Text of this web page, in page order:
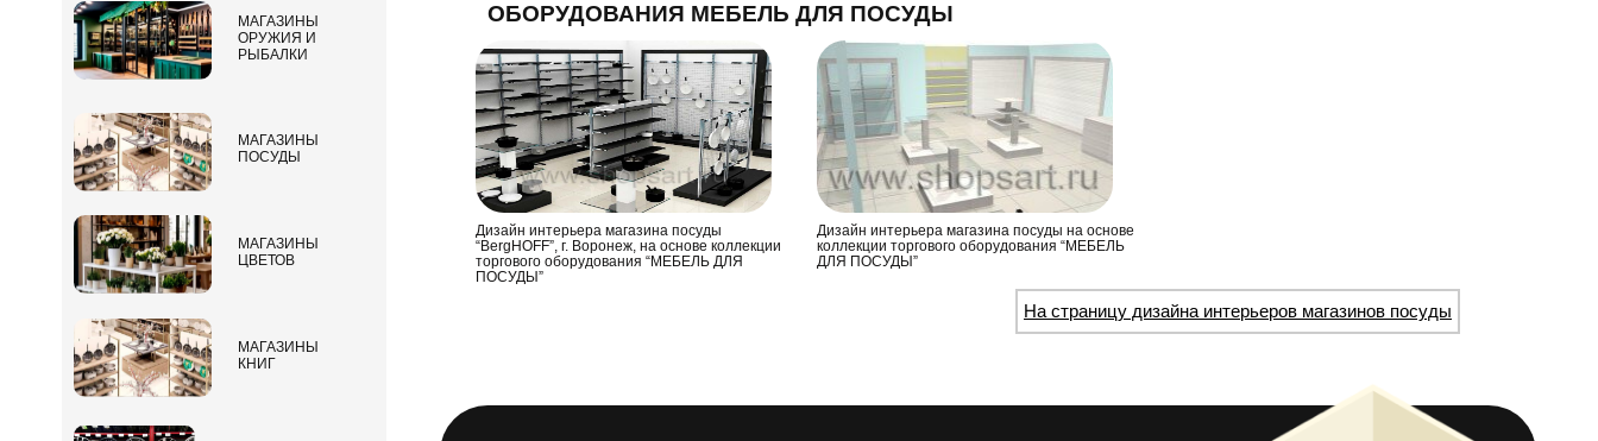
ОБОРУДОВАНИЯ МЕБЕЛЬ ДЛЯ ПОСУДЫ
Дизайн интерьера магазина посуды
“BergHOFF”, г. Воронеж, на основе коллекции
торгового оборудования “МЕБЕЛЬ ДЛЯ
ПОСУДЫ”
Дизайн интерьера магазина посуды на основе
коллекции торгового оборудования “МЕБЕЛЬ
ДЛЯ ПОСУДЫ”
На страницу дизайна интерьеров магазинов посуды
МАГАЗИНЫ
ОРУЖИЯ И
РЫБАЛКИ
МАГАЗИНЫ
ПОСУДЫ
МАГАЗИНЫ
ЦВЕТОВ
МАГАЗИНЫ
КНИГ